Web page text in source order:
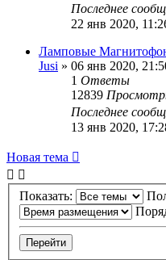
Последнее
22 янв 2020,
Ламповые
Jusi » 06 янв 2020,
1 Ответы
12839
Последнее
13 янв 2020,
Новая тема
Показать: